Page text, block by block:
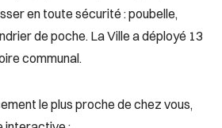
en toute sécurité : poubelle,
de poche. La Ville a déployé 13
communal.
le plus proche de chez vous,